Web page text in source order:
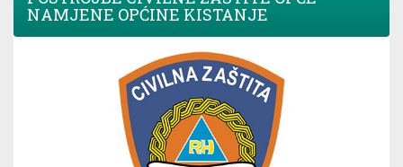
NAMJENE OPĆINE KISTANJE